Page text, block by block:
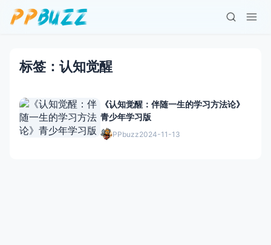
标签：认知觉醒
《认知觉醒：伴随一生的学习方法论》
青少年学习版
PPbuzz2024-11-13